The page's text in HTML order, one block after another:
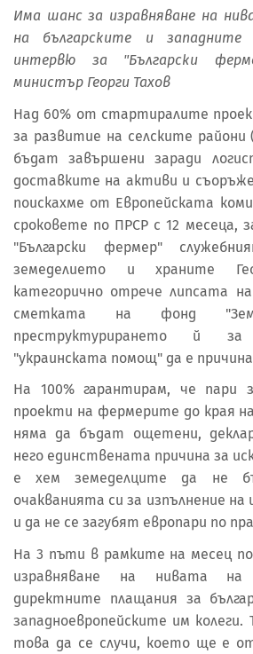
Има шанс за изравняване на
на българските и
интервю за "Български
министър Георги Тахов
Над 60% от стартиралите
за развитие на селските
бъдат завършени заради
доставките на активи и
поискахме от Европейската
сроковете по ПРСР с 12 месеца,
"Български фермер"
земеделието и храните
категорично отрече липсата
сметката на фонд
преструктурирането й
"украинската помощ" да е
На 100% гарантирам, че пари
проекти на фермерите до края
няма да бъдат ощетени,
него единствената причина за
е хем земеделците да не
очакванията си за изпълнение
и да не се загубят европари по
На 3 пъти в рамките на месец
изравняване на нивата на
директните плащания за
западноевропейските им
това да се случи, което ще е